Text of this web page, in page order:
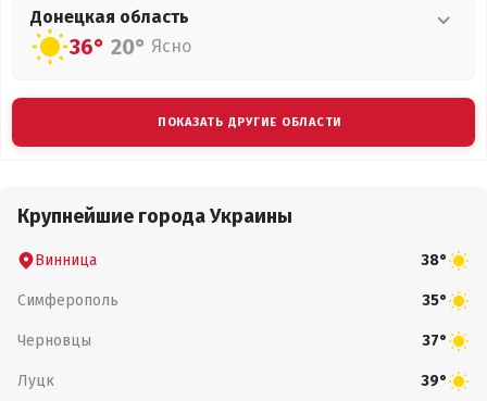
Донецкая область
36° 20° Ясно
ПОКАЗАТЬ ДРУГИЕ ОБЛАСТИ
Крупнейшие города Украины
Винница 38°
Симферополь 35°
Черновцы 37°
Луцк 39°